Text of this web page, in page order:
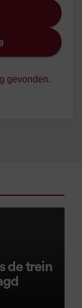
gevonden.
de trein